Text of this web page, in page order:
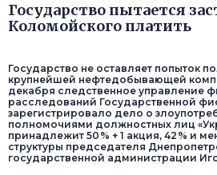
Государство пытается
Коломойского платить
Государство не оставляет попыток
крупнейшей нефтедобывающей
декабря следственное управление
расследований Государственной
зарегистрировало дело о
полномочиями должностных лиц
принадлежит 50 % + 1 акция, 42 % и
структуры председателя
государственной администрации